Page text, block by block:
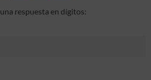
respuesta en dígitos: